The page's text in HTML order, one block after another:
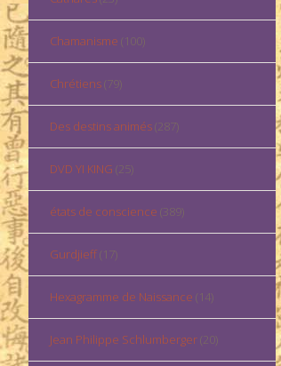
Chamanisme (100)
Chrétiens(79)
Des destins animés(287)
DVD YI KING (25)
états de conscience (389)
Gurdjieff(17)
Hexagramme de Naissance (14)
Jean Philippe Schlumberger(20)